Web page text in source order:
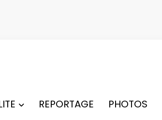
REPORTAGE PHOTOS